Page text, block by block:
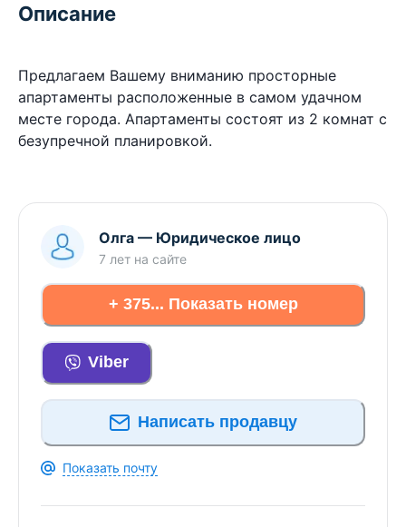
Описание
Предлагаем Вашему вниманию просторные
апартаменты расположенные в самом удачном
месте города. Апартаменты состоят из 2 комнат с
безупречной планировкой.
Олга — Юридическое лицо
7 лет на сайте
+ 375... Показать номер
Viber
Написать продавцу
Показать почту